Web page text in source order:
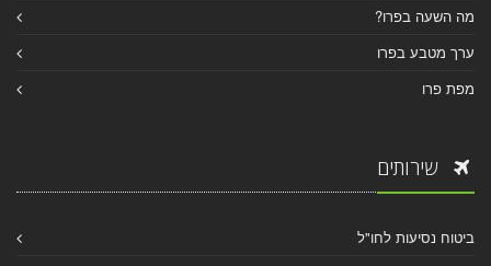
מה השעה בפרו?
ערך מטבע בפרו
מפת פרו
שירותים
ביטוח נסיעות לחו"ל